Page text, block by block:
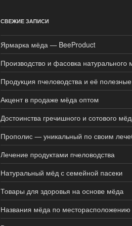
СВЕЖИЕ ЗАПИСИ
Ярмарка мёда — BeeProduct
Производство и фасовка натурального
Продукция пчеловодства и её полезные
Акцент в продаже мёда оптом
Достоинства гречишного и сотового
Прополис — уникальный по своим
Лечение продуктами пчеловодства
Натуральный мёд с семейной пасеки
Товары для здоровья на основе мёда
Названия мёда по месторасположению